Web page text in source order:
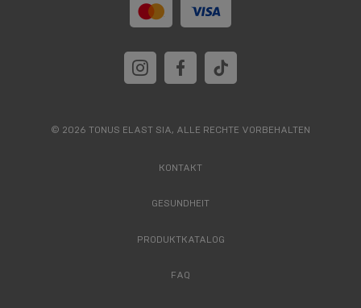
© 2026 TONUS ELAST SIA, ALLE RECHTE VORBEHALTEN
KONTAKT
GESUNDHEIT
PRODUKTKATALOG
FAQ